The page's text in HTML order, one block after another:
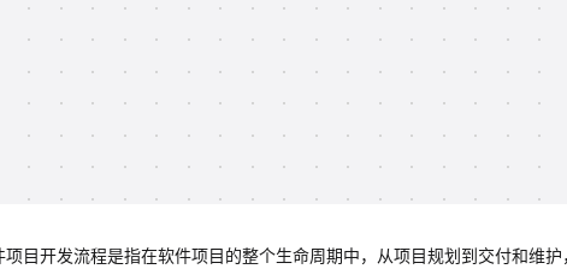
目开发流程是指在软件项目的整个生命周期中，从项目规划到交付和维护